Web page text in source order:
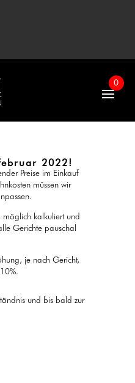
0
2022!
Preise im Einkauf
müssen wir
kalkuliert und
Gerichte pauschal
je nach Gericht,
und bis bald zur